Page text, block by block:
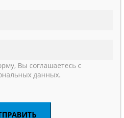
Вы соглашаетесь с
данных.